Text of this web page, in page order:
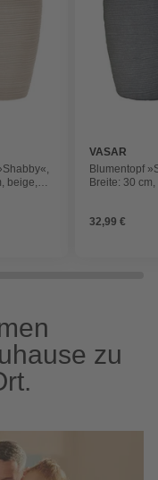
beige,
VASAR
Blumentopf
Breite: 30
32,99 €
zu